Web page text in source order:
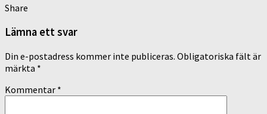
Share
Lämna ett svar
Din e-postadress kommer inte publiceras. Obligatoriska fält är
märkta *
Kommentar *